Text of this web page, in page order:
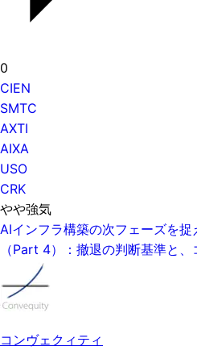
0
CIEN
SMTC
AXTI
AIXA
USO
CRK
やや強気
AIインフラ構築の次フェーズを
（Part 4）：撤退の判断基準と
コンヴェクィティ